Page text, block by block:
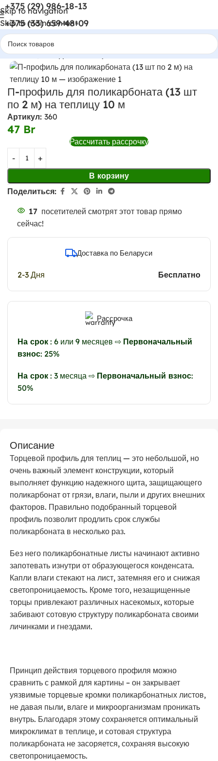
Skip to navigation
Skip to main content
+375 (29) 986-18-13
+375 (33) 659-48-09
Главная Всё для теплицы
П-профиль для поликарбоната (13 шт
по 2 м) на теплицу 10 м
Артикул: 360
47 Br
Рассчитать рассрочку
В корзину
Поделиться:
17 посетителей смотрят этот товар прямо
сейчас!
Доставка по Беларуси
2-3 Дня Бесплатно
Рассрочка
На срок : 6 или 9 месяцев ⇨ Первоначальный
взнос: 25%
На срок : 3 месяца ⇨ Первоначальный взнос:
50%
Описание
Торцевой профиль для теплиц — это небольшой, но
очень важный элемент конструкции, который
выполняет функцию надежного щита, защищающего
поликарбонат от грязи, влаги, пыли и других внешних
факторов. Правильно подобранный торцевой
профиль позволит продлить срок службы
поликарбоната в несколько раз.
Без него поликарбонатные листы начинают активно
запотевать изнутри от образующегося конденсата.
Капли влаги стекают на лист, затемняя его и снижая
светопроницаемость. Кроме того, незащищенные
торцы привлекают различных насекомых, которые
забивают сотовую структуру поликарбоната своими
личинками и гнездами.
Принцип действия торцевого профиля можно
сравнить с рамкой для картины – он закрывает
уязвимые торцевые кромки поликарбонатных листов,
не давая пыли, влаге и микроорганизмам проникать
внутрь. Благодаря этому сохраняется оптимальный
микроклимат в теплице, и сотовая структура
поликарбоната не засоряется, сохраняя высокую
светопроницаемость.